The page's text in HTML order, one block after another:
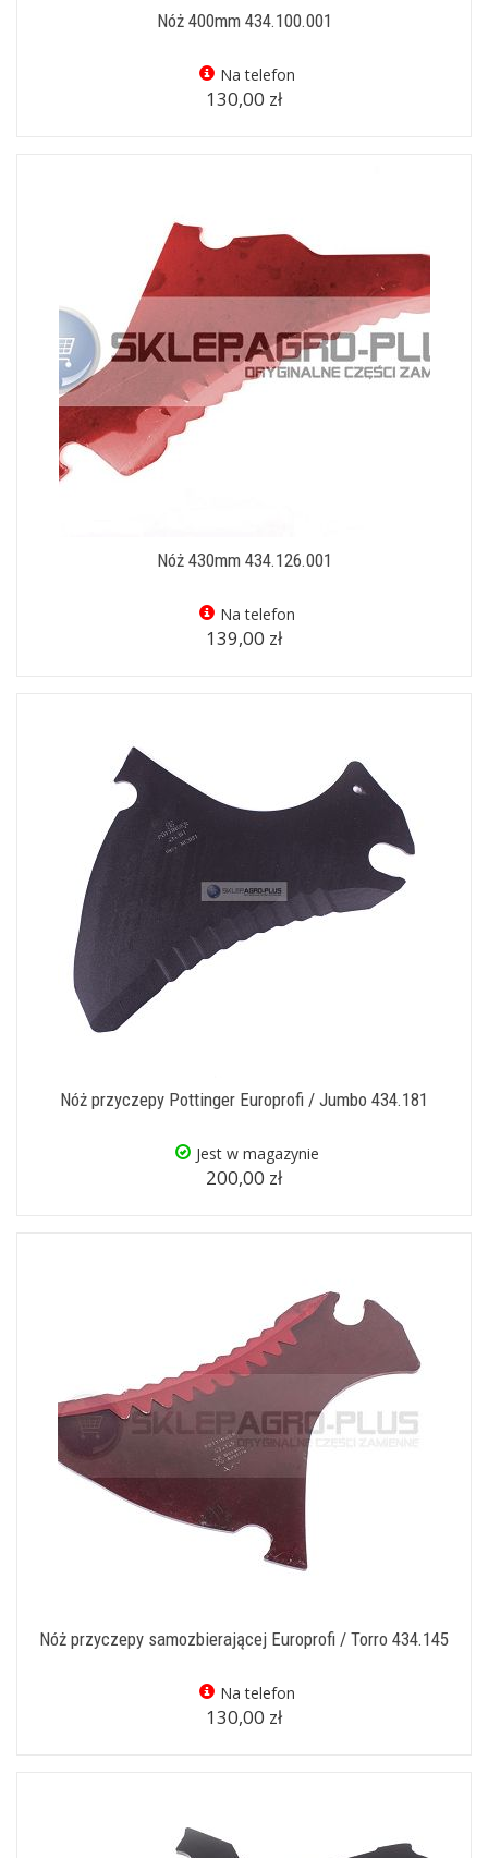
Nóż 400mm 434.100.001
Na telefon
130,00 zł
Nóż 430mm 434.126.001
Na telefon
139,00 zł
Nóż przyczepy Pottinger Europrofi / Jumbo 434.181
Jest w magazynie
200,00 zł
Nóż przyczepy samozbierającej Europrofi / Torro 434.145
Na telefon
130,00 zł